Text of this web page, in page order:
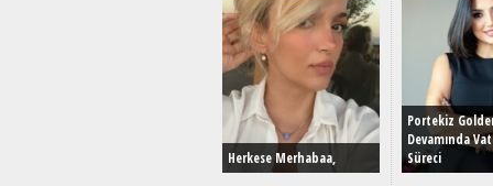
Herkese Merhabaa,
Portekiz
Devamında
Süreci